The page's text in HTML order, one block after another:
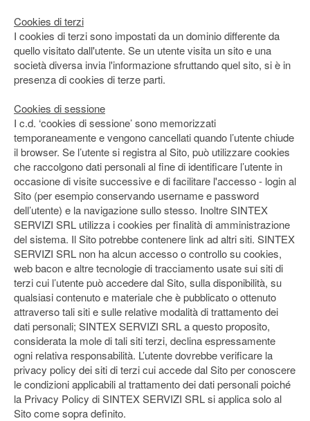
Cookies di terzi
I cookies di terzi sono impostati da un dominio differente da
quello visitato dall'utente. Se un utente visita un sito e una
società diversa invia l'informazione sfruttando quel sito, si è in
presenza di cookies di terze parti.
Cookies di sessione
I c.d. ‘cookies di sessione’ sono memorizzati
temporaneamente e vengono cancellati quando l’utente chiude
il browser. Se l’utente si registra al Sito, può utilizzare cookies
che raccolgono dati personali al fine di identificare l’utente in
occasione di visite successive e di facilitare l'accesso - login al
Sito (per esempio conservando username e password
dell’utente) e la navigazione sullo stesso. Inoltre SINTEX
SERVIZI SRL utilizza i cookies per finalità di amministrazione
del sistema. Il Sito potrebbe contenere link ad altri siti. SINTEX
SERVIZI SRL non ha alcun accesso o controllo su cookies,
web bacon e altre tecnologie di tracciamento usate sui siti di
terzi cui l’utente può accedere dal Sito, sulla disponibilità, su
qualsiasi contenuto e materiale che è pubblicato o ottenuto
attraverso tali siti e sulle relative modalità di trattamento dei
dati personali; SINTEX SERVIZI SRL a questo proposito,
considerata la mole di tali siti terzi, declina espressamente
ogni relativa responsabilità. L’utente dovrebbe verificare la
privacy policy dei siti di terzi cui accede dal Sito per conoscere
le condizioni applicabili al trattamento dei dati personali poiché
la Privacy Policy di SINTEX SERVIZI SRL si applica solo al
Sito come sopra definito.